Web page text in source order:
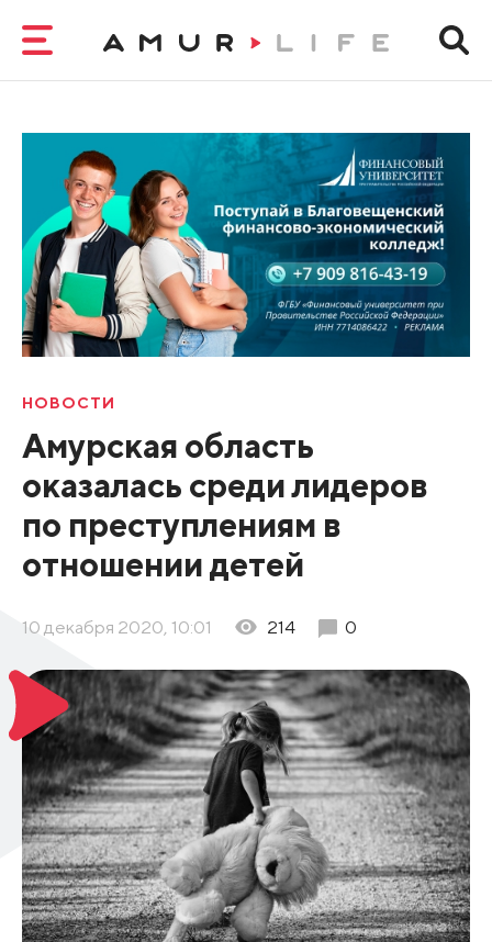
НОВОСТИ
Амурская область
оказалась среди лидеров
по преступлениям в
отношении детей
10 декабря 2020, 10:01 214 0